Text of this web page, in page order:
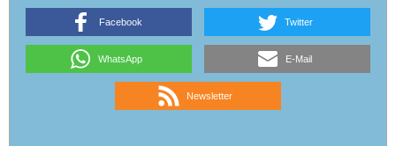
Facebook Twitter
WhatsApp E-Mail
Newsletter